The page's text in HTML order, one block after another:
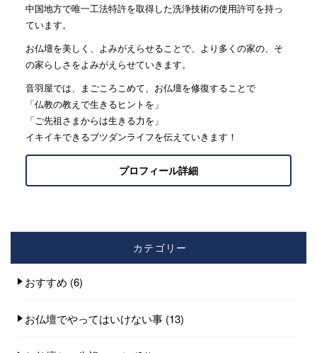
中国地方で唯一工法特許を取得した洗浄技術の使用許可を持っ
ています。
お仏壇を美しく、よみがえらせることで、より多くの家の、そ
の家らしさをよみがえらせていきます。
音羽屋では、まごころこめて、お仏壇を修復することで
「仏教の教えで生きるヒントを」
「ご先祖さまからは生きる力を」
イキイキできるブツダンライフを伝えていきます！
プロフィール詳細
カテゴリー
おすすめ (6)
お仏壇でやってはいけない事 (13)